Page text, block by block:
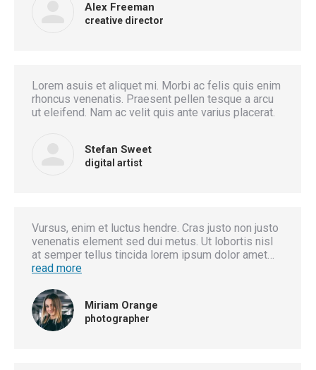
Alex Freeman
creative director
Lorem asuis et aliquet mi. Morbi ac felis quis enim
rhoncus venenatis. Praesent pellen tesque a arcu
ut eleifend. Nam ac velit quis ante varius placerat.
Stefan Sweet
digital artist
Vursus, enim et luctus hendre. Cras justo non justo
venenatis element sed dui metus. Ut lobortis nisl
at semper tellus tincida lorem ipsum dolor amet…
read more
Miriam Orange
photographer